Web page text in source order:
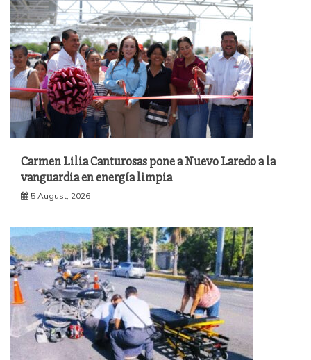
Carmen Lilia Canturosas pone a Nuevo Laredo a la
vanguardia en energía limpia
5 August, 2026